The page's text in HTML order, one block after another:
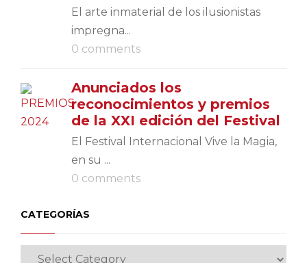
El arte inmaterial de los ilusionistas
impregna...
0 comments
Anunciados los
reconocimientos y premios
de la XXI edición del Festival
El Festival Internacional Vive la Magia,
en su ...
0 comments
CATEGORÍAS